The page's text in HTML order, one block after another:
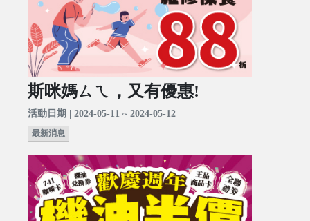
斯咪媽ㄙㄟ，又有優惠!
活動日期 | 2024-05-11 ~ 2024-05-12
最新消息